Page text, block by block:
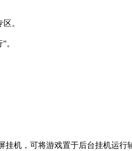
。
”。
机，可将游戏置于后台挂机运行